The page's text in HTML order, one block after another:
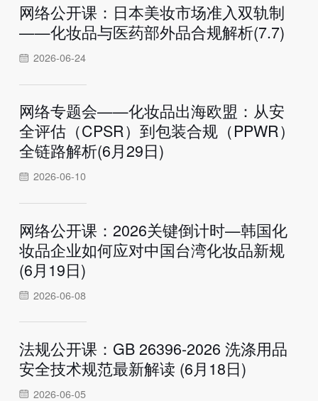
网络公开课：日本美妆市场准入双轨制
——化妆品与医药部外品合规解析(7.7)
2026-06-24
网络专题会——化妆品出海欧盟：从安
全评估（CPSR）到包装合规（PPWR）
全链路解析(6月29日)
2026-06-10
网络公开课：2026关键倒计时—韩国化
妆品企业如何应对中国台湾化妆品新规
(6月19日)
2026-06-08
法规公开课：GB 26396-2026 洗涤用品
安全技术规范最新解读 (6月18日)
2026-06-05